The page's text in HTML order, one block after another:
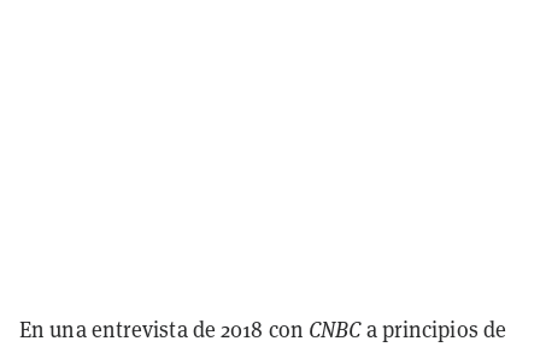
En una entrevista de 2018 con CNBCa principios de